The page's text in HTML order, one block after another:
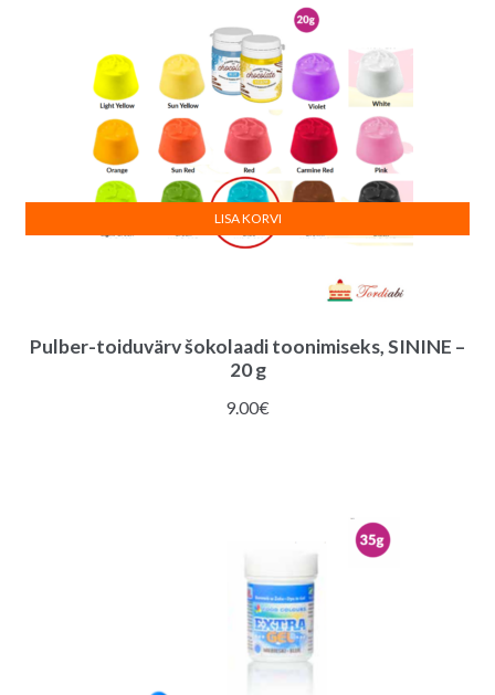
Pulber-toiduvärv šokolaadi toonimiseks, SININE –
20 g
9.00€
LISA KORVI